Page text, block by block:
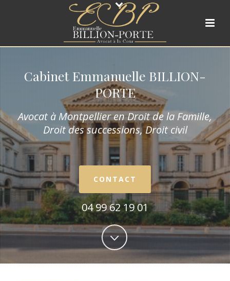
Cabinet Emmanuelle BILLION-
PORTE
Avocat à Montpellier en Droit de la Famille,
Droit des successions, Droit civil
CONTACT
04 99 62 19 01